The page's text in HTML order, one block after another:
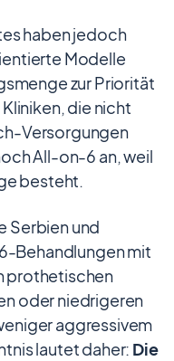
haben jedoch
Modelle
zur Priorität
die nicht
Versorgungen
All-on-6 an, weil
besteht.
Serbien und
Behandlungen mit
prothetischen
oder niedrigeren
aggressivem
lautet daher: Die